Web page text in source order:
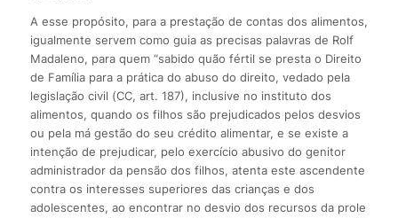
A esse propósito, para a prestação de contas dos alimentos,
igualmente servem como guia as precisas palavras de Rolf
Madaleno, para quem “sabido quão fértil se presta o Direito
de Família para a prática do abuso do direito, vedado pela
legislação civil (CC, art. 187), inclusive no instituto dos
alimentos, quando os filhos são prejudicados pelos desvios
ou pela má gestão do seu crédito alimentar, e se existe a
intenção de prejudicar, pelo exercício abusivo do genitor
administrador da pensão dos filhos, atenta este ascendente
contra os interesses superiores das crianças e dos
adolescentes, ao encontrar no desvio dos recursos da prole